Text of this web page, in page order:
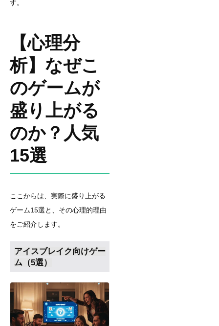
す。
【心理分
析】なぜこ
のゲームが
盛り上がる
のか？人気
15選
ここからは、実際に盛り上がる
ゲーム15選と、その心理的理由
をご紹介します。
アイスブレイク向けゲー
ム（5選）